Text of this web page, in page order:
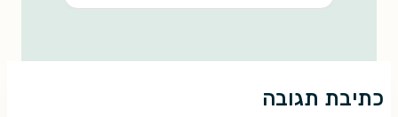
כתיבת תגובה